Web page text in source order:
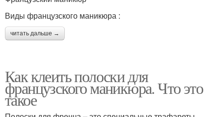
Виды французского маникюра :
читать дальше →
Как клеить полоски для
французского маникюра. Что это
такое